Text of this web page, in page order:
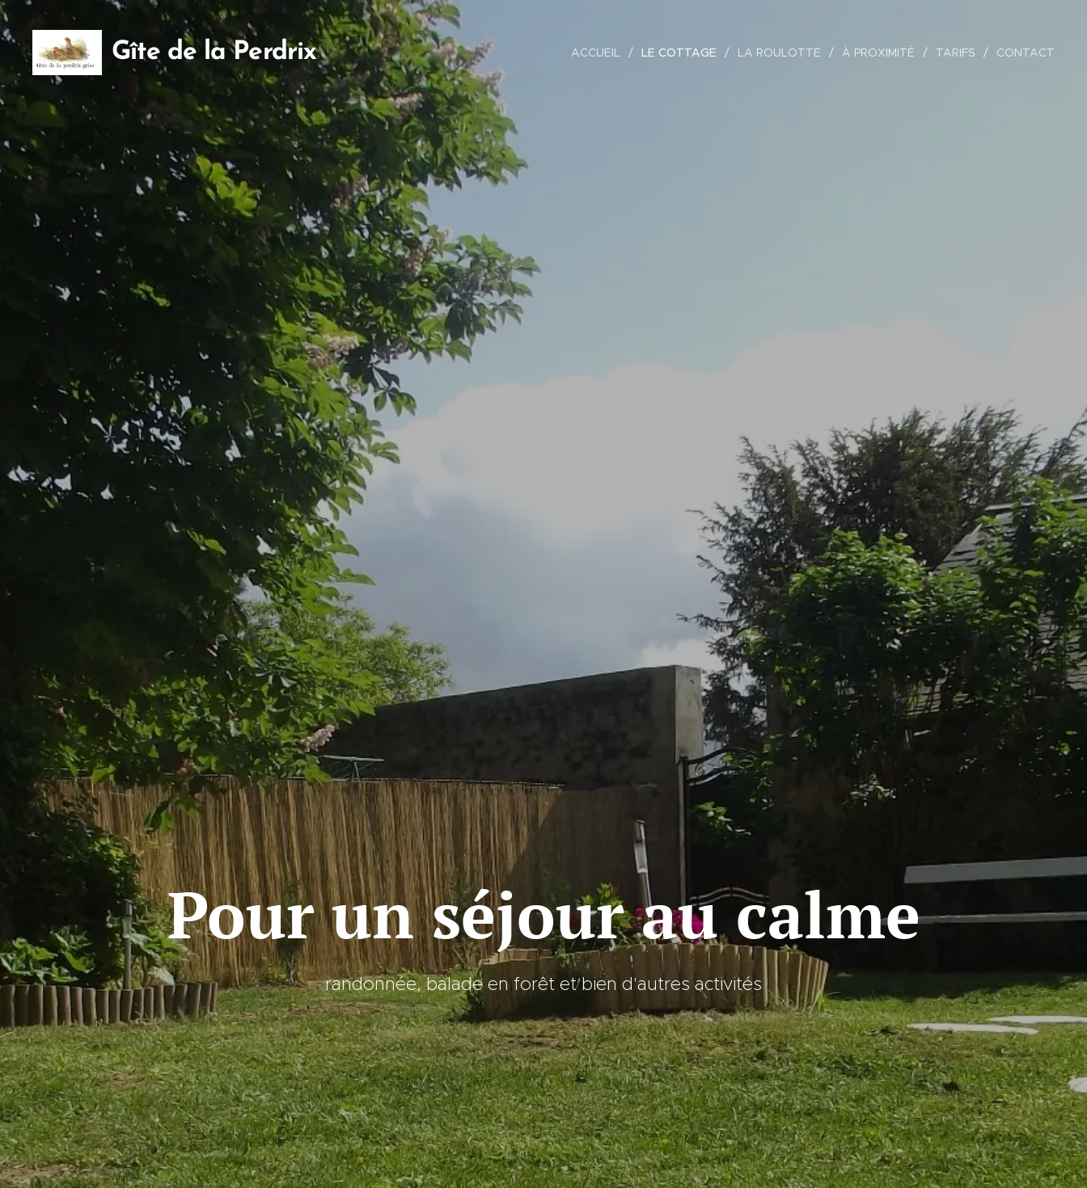
Gîte de la Perdrix
Grise
ACCUEIL LE COTTAGE LA ROULOTTE À PROXIMITÉ TARIFS CONTACT
Pour un séjour au calme
randonnée, balade en forêt et bien d'autres activités